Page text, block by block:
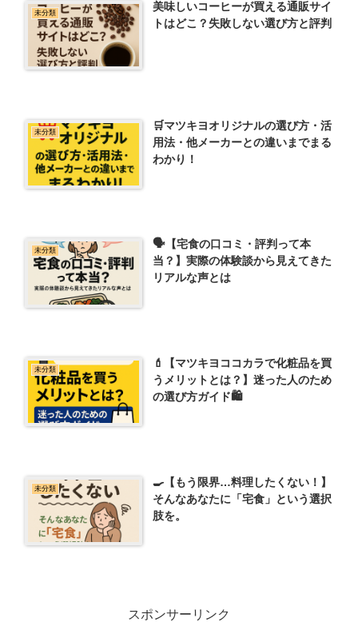
未分類
美味しいコーヒーが買える通販サイ
トはどこ？失敗しない選び方と評判
未分類
🛒マツキヨオリジナルの選び方・活
用法・他メーカーとの違いまでまる
わかり！
未分類
🗣【宅食の口コミ・評判って本
当？】実際の体験談から見えてきた
リアルな声とは
未分類
💄【マツキヨココカラで化粧品を買
うメリットとは？】迷った人のため
の選び方ガイド🛍️
未分類
🍳【もう限界…料理したくない！】
そんなあなたに「宅食」という選択
肢を。
スポンサーリンク